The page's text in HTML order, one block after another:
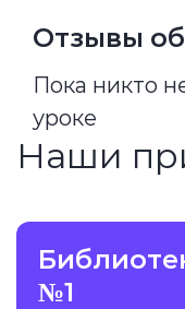
Отзывы
Пока никто
уроке
Наши
№1